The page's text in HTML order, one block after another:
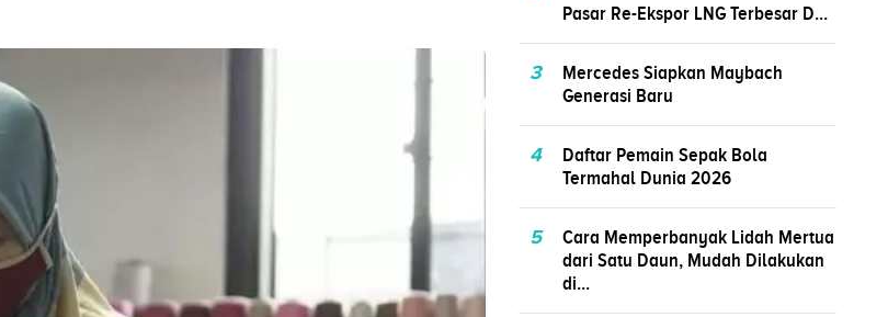
Pasar Re-Ekspor LNG Terbesar D...
3
Mercedes Siapkan Maybach
Generasi Baru
4
Daftar Pemain Sepak Bola
Termahal Dunia 2026
5
Cara Memperbanyak Lidah Mertua
dari Satu Daun, Mudah Dilakukan
di...